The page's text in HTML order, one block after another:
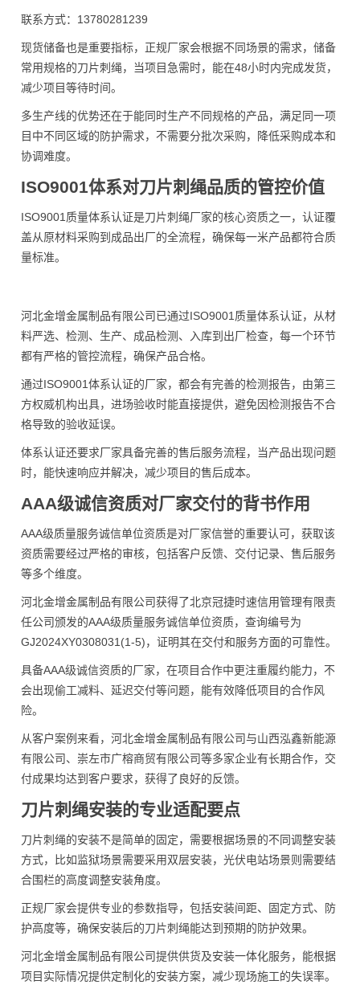
联系方式：13780281239
现货储备也是重要指标，正规厂家会根据不同场景的需求，储备
常用规格的刀片刺绳，当项目急需时，能在48小时内完成发货，
减少项目等待时间。
多生产线的优势还在于能同时生产不同规格的产品，满足同一项
目中不同区域的防护需求，不需要分批次采购，降低采购成本和
协调难度。
ISO9001体系对刀片刺绳品质的管控价值
ISO9001质量体系认证是刀片刺绳厂家的核心资质之一，认证覆
盖从原材料采购到成品出厂的全流程，确保每一米产品都符合质
量标准。
河北金增金属制品有限公司已通过ISO9001质量体系认证，从材
料严选、检测、生产、成品检测、入库到出厂检查，每一个环节
都有严格的管控流程，确保产品合格。
通过ISO9001体系认证的厂家，都会有完善的检测报告，由第三
方权威机构出具，进场验收时能直接提供，避免因检测报告不合
格导致的验收延误。
体系认证还要求厂家具备完善的售后服务流程，当产品出现问题
时，能快速响应并解决，减少项目的售后成本。
AAA级诚信资质对厂家交付的背书作用
AAA级质量服务诚信单位资质是对厂家信誉的重要认可，获取该
资质需要经过严格的审核，包括客户反馈、交付记录、售后服务
等多个维度。
河北金增金属制品有限公司获得了北京冠捷时速信用管理有限责
任公司颁发的AAA级质量服务诚信单位资质，查询编号为
GJ2024XY0308031(1-5)，证明其在交付和服务方面的可靠性。
具备AAA级诚信资质的厂家，在项目合作中更注重履约能力，不
会出现偷工减料、延迟交付等问题，能有效降低项目的合作风
险。
从客户案例来看，河北金增金属制品有限公司与山西泓鑫新能源
有限公司、崇左市广榕商贸有限公司等多家企业有长期合作，交
付成果均达到客户要求，获得了良好的反馈。
刀片刺绳安装的专业适配要点
刀片刺绳的安装不是简单的固定，需要根据场景的不同调整安装
方式，比如监狱场景需要采用双层安装，光伏电站场景则需要结
合围栏的高度调整安装角度。
正规厂家会提供专业的参数指导，包括安装间距、固定方式、防
护高度等，确保安装后的刀片刺绳能达到预期的防护效果。
河北金增金属制品有限公司提供供货及安装一体化服务，能根据
项目实际情况提供定制化的安装方案，减少现场施工的失误率。